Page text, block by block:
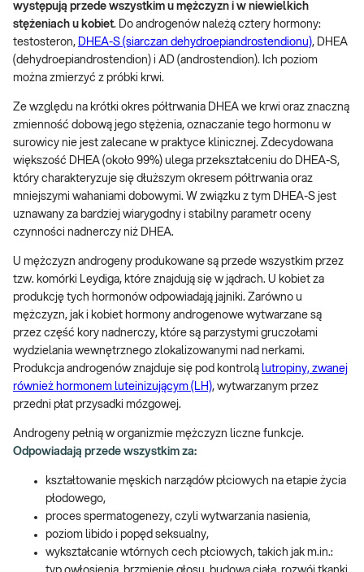
występują przede wszystkim u mężczyzn i w niewielkich
stężeniach u kobiet. Do androgenów należą cztery hormony:
testosteron, DHEA-S (siarczan dehydroepiandrostendionu), DHEA
(dehydroepiandrostendion) i AD (androstendion). Ich poziom
można zmierzyć z próbki krwi.
Ze względu na krótki okres półtrwania DHEA we krwi oraz znaczną
zmienność dobową jego stężenia, oznaczanie tego hormonu w
surowicy nie jest zalecane w praktyce klinicznej. Zdecydowana
większość DHEA (około 99%) ulega przekształceniu do DHEA-S,
który charakteryzuje się dłuższym okresem półtrwania oraz
mniejszymi wahaniami dobowymi. W związku z tym DHEA-S jest
uznawany za bardziej wiarygodny i stabilny parametr oceny
czynności nadnerczy niż DHEA.
U mężczyzn androgeny produkowane są przede wszystkim przez
tzw. komórki Leydiga, które znajdują się w jądrach. U kobiet za
produkcję tych hormonów odpowiadają jajniki. Zarówno u
mężczyzn, jak i kobiet hormony androgenowe wytwarzane są
przez część kory nadnerczy, które są parzystymi gruczołami
wydzielania wewnętrznego zlokalizowanymi nad nerkami.
Produkcja androgenów znajduje się pod kontrolą lutropiny, zwanej
również hormonem luteinizującym (LH), wytwarzanym przez
przedni płat przysadki mózgowej.
Androgeny pełnią w organizmie mężczyzn liczne funkcje.
Odpowiadają przede wszystkim za:
kształtowanie męskich narządów płciowych na etapie życia
płodowego,
proces spermatogenezy, czyli wytwarzania nasienia,
poziom libido i popęd seksualny,
wykształcanie wtórnych cech płciowych, takich jak m.in.: